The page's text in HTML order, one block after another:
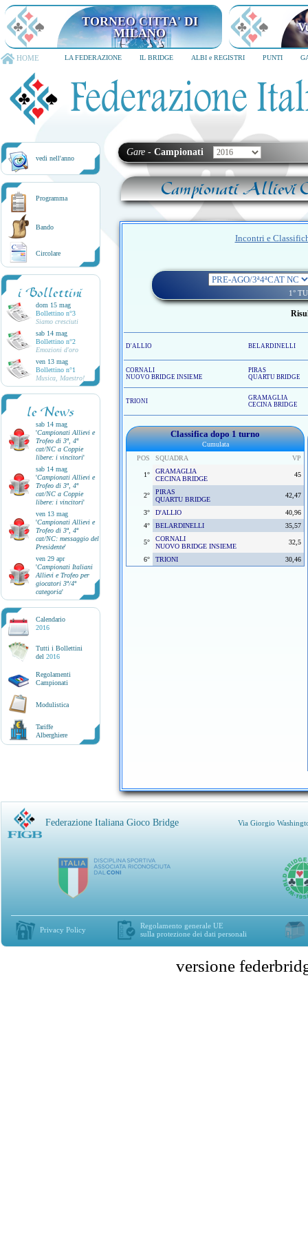
TORNEO CITTA' DI
MILANO
HOME LA FEDERAZIONE IL BRIDGE ALBI e REGISTRI PUNTI
vedi nell'anno
Programma
Bando
Circolare
i Bollettini
dom 15 mag
Bollettino n°3
Siamo cresciuti
sab 14 mag
Bollettino n°2
Emozioni d'oro
ven 13 mag
Bollettino n°1
Musica, Maestro!
le News
sab 14 mag
'Campionati Allievi e
Trofeo di 3ª, 4ª
cat/NC a Coppie
libere: i vincitori'
sab 14 mag
'Campionati Allievi e
Trofeo di 3ª, 4ª
cat/NC a Coppie
libere: i vincitori'
ven 13 mag
'Campionati Allievi e
Trofeo di 3ª, 4ª
cat/NC: messaggio del
Presidente'
ven 29 apr
'Campionati Italiani
Allievi e Trofeo per
giocatori 3ª/4ª
categoria'
Calendario
2016
Tutti i Bollettini
del 2016
Regolamenti
Campionati
Modulistica
Tariffe
Alberghiere
Gare - Campionati
Campionati Allievi
Incontri e
1°
D'ALLIO BELARDINELLI
CORNALI
NUOVO BRIDGE INSIEME
PIRAS
QUARTU BRIDGE
TRIONI
GRAMAGLIA
CECINA BRIDGE
Classifica dopo 1 turno
Cumulata
POS
SQUADRA VP
1°
GRAMAGLIA
CECINA BRIDGE
45
2°
PIRAS
QUARTU BRIDGE
42,47
3° D'ALLIO
40,96
4°
BELARDINELLI 35,57
5°
CORNALI
NUOVO BRIDGE INSIEME
32,5
6° TRIONI 30,46
Federazione Italiana Gioco Bridge Via Giorgio
Privacy Policy
Regolamento generale UE
sulla protezione dei dati personali
versione